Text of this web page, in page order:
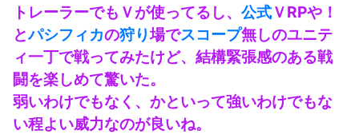
トレーラーでもＶが使ってるし、 公式ＶRPや！
とパシフィカの狩り場でスコープ無しのユニテ
ィ一丁で戦ってみたけど、結構緊張感のある戦
闘を楽しめて驚いた。
弱いわけでもなく、かといって強いわけでもな
い程よい威力なのが良いね。